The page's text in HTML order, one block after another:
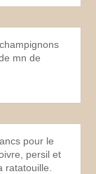
mn de
pour le
persil et
ratatouille.